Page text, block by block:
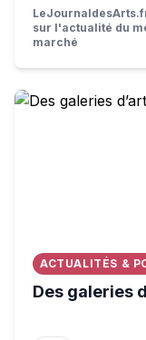
sur l'actualité du
marché
Des galeries d’art
ACTUALITÉS &
Des galeries